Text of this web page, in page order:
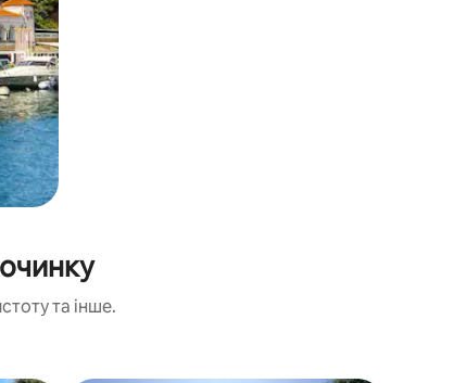
та інше.